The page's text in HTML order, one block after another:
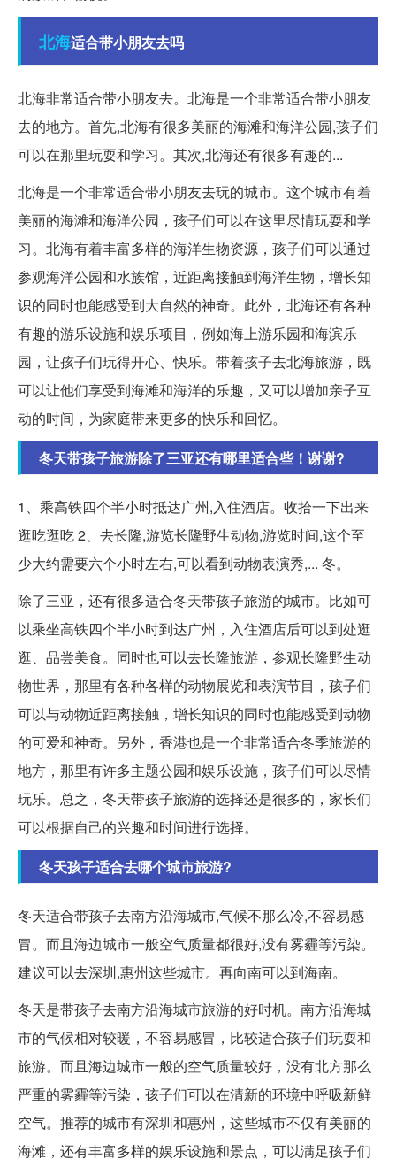
北海适合带小朋友去吗
北海非常适合带小朋友去。北海是一个非常适合带小朋友
去的地方。首先,北海有很多美丽的海滩和海洋公园,孩子们
可以在那里玩耍和学习。其次,北海还有很多有趣的...
北海是一个非常适合带小朋友去玩的城市。这个城市有着
美丽的海滩和海洋公园，孩子们可以在这里尽情玩耍和学
习。北海有着丰富多样的海洋生物资源，孩子们可以通过
参观海洋公园和水族馆，近距离接触到海洋生物，增长知
识的同时也能感受到大自然的神奇。此外，北海还有各种
有趣的游乐设施和娱乐项目，例如海上游乐园和海滨乐
园，让孩子们玩得开心、快乐。带着孩子去北海旅游，既
可以让他们享受到海滩和海洋的乐趣，又可以增加亲子互
动的时间，为家庭带来更多的快乐和回忆。
冬天带孩子旅游除了三亚还有哪里适合些！谢谢?
1、乘高铁四个半小时抵达广州,入住酒店。收拾一下出来
逛吃逛吃 2、去长隆,游览长隆野生动物,游览时间,这个至
少大约需要六个小时左右,可以看到动物表演秀,... 冬。
除了三亚，还有很多适合冬天带孩子旅游的城市。比如可
以乘坐高铁四个半小时到达广州，入住酒店后可以到处逛
逛、品尝美食。同时也可以去长隆旅游，参观长隆野生动
物世界，那里有各种各样的动物展览和表演节目，孩子们
可以与动物近距离接触，增长知识的同时也能感受到动物
的可爱和神奇。另外，香港也是一个非常适合冬季旅游的
地方，那里有许多主题公园和娱乐设施，孩子们可以尽情
玩乐。总之，冬天带孩子旅游的选择还是很多的，家长们
可以根据自己的兴趣和时间进行选择。
冬天孩子适合去哪个城市旅游?
冬天适合带孩子去南方沿海城市,气候不那么冷,不容易感
冒。而且海边城市一般空气质量都很好,没有雾霾等污染。
建议可以去深圳,惠州这些城市。再向南可以到海南。
冬天是带孩子去南方沿海城市旅游的好时机。南方沿海城
市的气候相对较暖，不容易感冒，比较适合孩子们玩耍和
旅游。而且海边城市一般的空气质量较好，没有北方那么
严重的雾霾等污染，孩子们可以在清新的环境中呼吸新鲜
空气。推荐的城市有深圳和惠州，这些城市不仅有美丽的
海滩，还有丰富多样的娱乐设施和景点，可以满足孩子们